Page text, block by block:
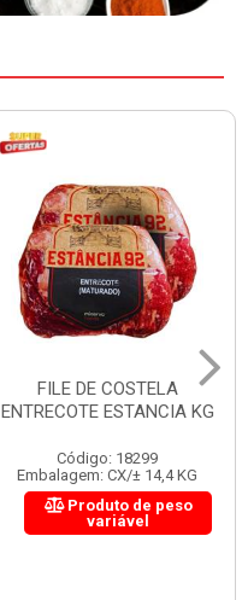
FILE DE COSTELA
ENTRECOTE ESTANCIA KG
Código: 18299
Embalagem: CX/± 14,4 KG
Produto de peso
variável